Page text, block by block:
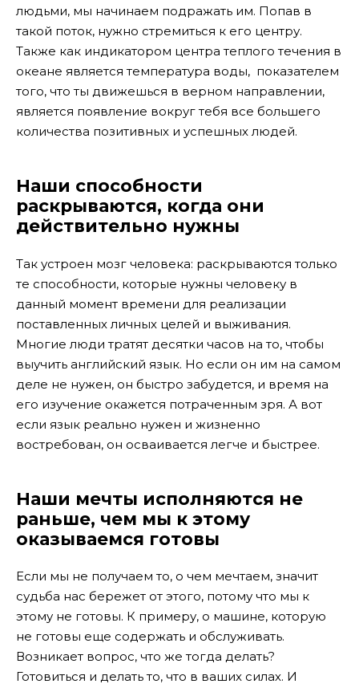
людьми, мы начинаем подражать им. Попав в
такой поток, нужно стремиться к его центру.
Также как индикатором центра теплого течения в
океане является температура воды, показателем
того, что ты движешься в верном направлении,
является появление вокруг тебя все большего
количества позитивных и успешных людей.
Наши способности
раскрываются, когда они
действительно нужны
Так устроен мозг человека: раскрываются только
те способности, которые нужны человеку в
данный момент времени для реализации
поставленных личных целей и выживания.
Многие люди тратят десятки часов на то, чтобы
выучить английский язык. Но если он им на самом
деле не нужен, он быстро забудется, и время на
его изучение окажется потраченным зря. А вот
если язык реально нужен и жизненно
востребован, он осваивается легче и быстрее.
Наши мечты исполняются не
раньше, чем мы к этому
оказываемся готовы
Если мы не получаем то, о чем мечтаем, значит
судьба нас бережет от этого, потому что мы к
этому не готовы. К примеру, о машине, которую
не готовы еще содержать и обслуживать.
Возникает вопрос, что же тогда делать?
Готовиться и делать то, что в ваших силах. И